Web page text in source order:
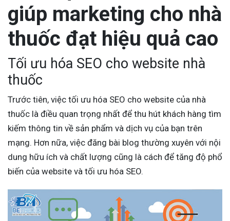
giúp marketing cho nhà
thuốc đạt hiệu quả cao
Tối ưu hóa SEO cho website nhà
thuốc
Trước tiên, việc tối ưu hóa SEO cho website của nhà
thuốc là điều quan trọng nhất để thu hút khách hàng tìm
kiếm thông tin về sản phẩm và dịch vụ của bạn trên
mạng. Hơn nữa, việc đăng bài blog thường xuyên với nội
dung hữu ích và chất lượng cũng là cách để tăng độ phổ
biến của website và tối ưu hóa SEO.